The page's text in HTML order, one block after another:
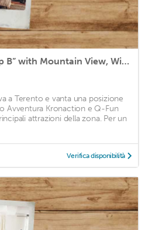
Apartment “Treyer 6 Typ B” with Mountain View, Wi-Fi, Balcony & Garden
a Terento e vanta una posizione
Avventura Kronaction e Q-Fun
attrazioni della zona. Per un
Verifica disponibilità